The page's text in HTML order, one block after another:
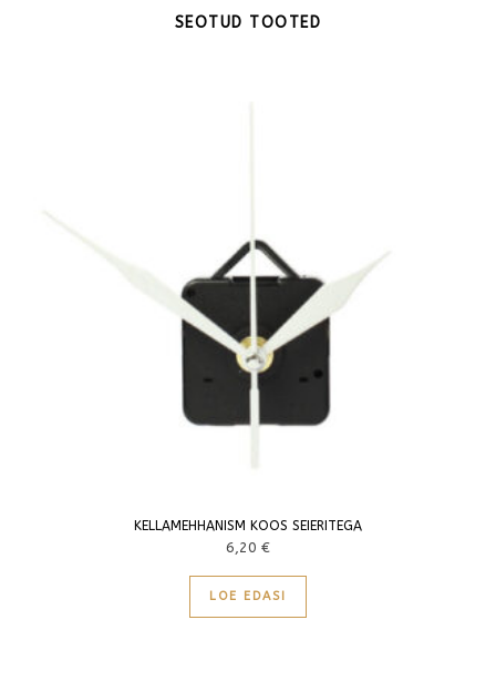
SEOTUD TOOTED
KELLAMEHHANISM KOOS SEIERITEGA
6,20 €
LOE EDASI